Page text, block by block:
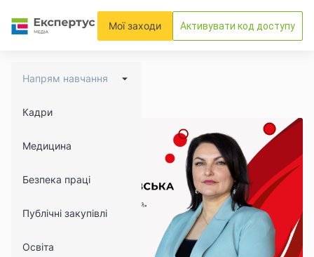
Мої заходи Активувати код доступу
Напрям навчання
Кадри
Медицина
Безпека праці
Публічні закупівлі
Освіта